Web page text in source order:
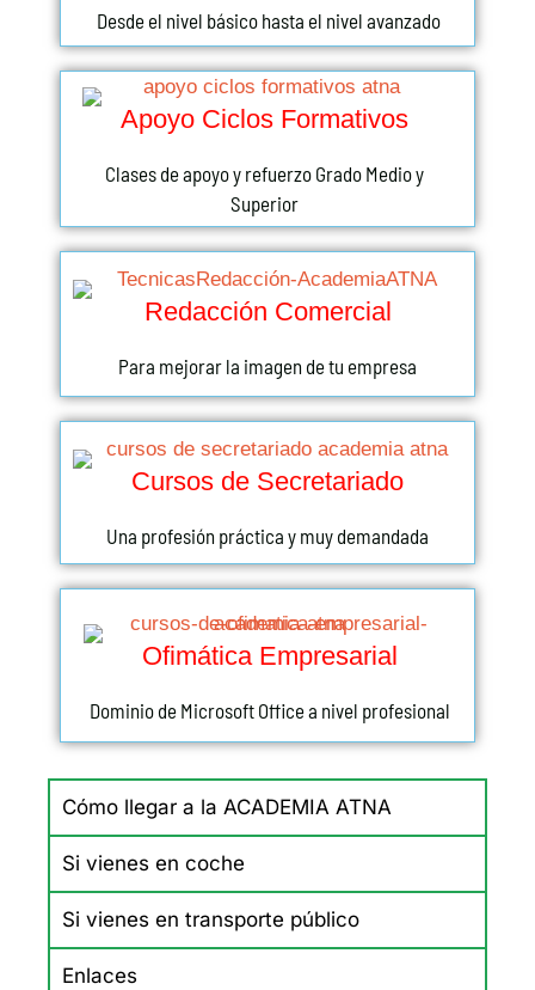
Desde el nivel básico hasta el nivel avanzado
Apoyo Ciclos Formativos
Clases de apoyo y refuerzo Grado Medio y
Superior
Redacción Comercial
Para mejorar la imagen de tu empresa
Cursos de Secretariado
Una profesión práctica y muy demandada
Ofimática Empresarial
Dominio de Microsoft Office a nivel profesional
Cómo llegar a la ACADEMIA ATNA
Si vienes en coche
Si vienes en transporte público
Enlaces